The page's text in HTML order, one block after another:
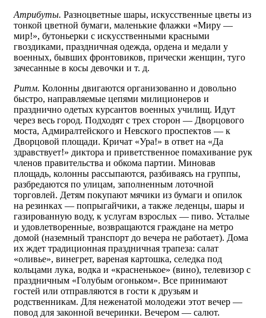
Атрибуты. Разноцветные шары, искусственные цветы из
тонкой цветной бумаги, маленькие флажки «Миру —
мир!», бутоньерки с искусственными красными
гвоздиками, праздничная одежда, ордена и медали у
военных, бывших фронтовиков, прически женщин, туго
зачесанные в косы девочки и т. д.
Ритм. Колонны двигаются организованно и довольно
быстро, направляемые цепями милиционеров и
празднично одетых курсантов военных училищ. Идут
через весь город. Подходят с трех сторон — Дворцового
моста, Адмиралтейского и Невского проспектов — к
Дворцовой площади. Кричат «Ура!» в ответ на «Да
здравствует!» диктора и приветственное помахивание рук
членов правительства и обкома партии. Миновав
площадь, колонны рассыпаются, разбиваясь на группы,
разбредаются по улицам, заполненным лоточной
торговлей. Детям покупают мячики из бумаги и опилок
на резинках — попрыгайчики, а также леденцы, шары и
газированную воду, к услугам взрослых — пиво. Усталые
и удовлетворенные, возвращаются граждане на метро
домой (наземный транспорт до вечера не работает). Дома
их ждет традиционная праздничная трапеза: салат
«оливье», винегрет, вареная картошка, селедка под
кольцами лука, водка и «красненькое» (вино), телевизор с
праздничным «Голубым огоньком». Все принимают
гостей или отправляются в гости к друзьям и
родственникам. Для неженатой молодежи этот вечер —
повод для законной вечеринки. Вечером — салют.